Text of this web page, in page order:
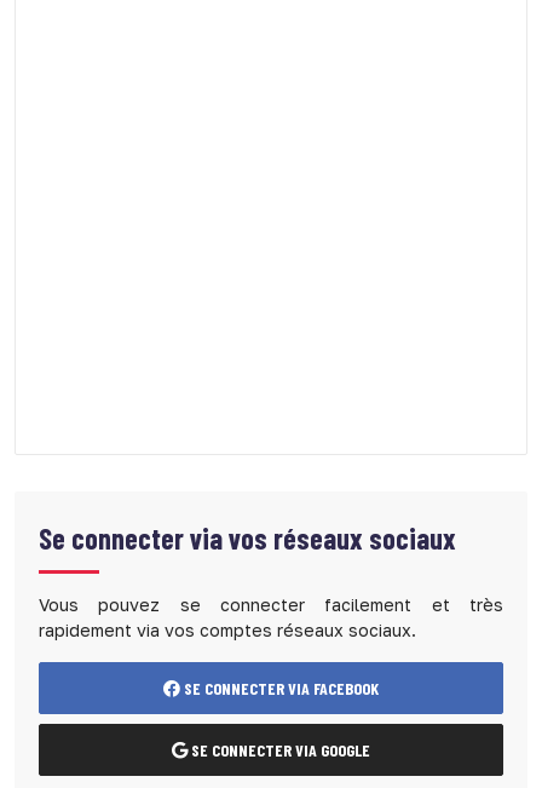
Se connecter via vos réseaux sociaux
Vous pouvez se connecter facilement et très
rapidement via vos comptes réseaux sociaux.
SE CONNECTER VIA FACEBOOK
SE CONNECTER VIA GOOGLE